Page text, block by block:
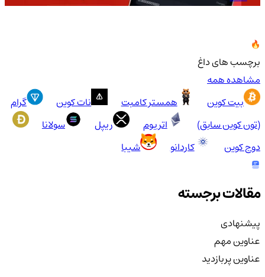
برچسب های داغ
مشاهده همه
بیت کوین
همستر کامبت نات کوین
گرام
(تون کوین سابق)
اتریوم ریپل
سولانا
دوج کوین
کاردانو شیبا
مقالات برجسته
پیشنهادی
عناوین مهم
عناوین پربازدید